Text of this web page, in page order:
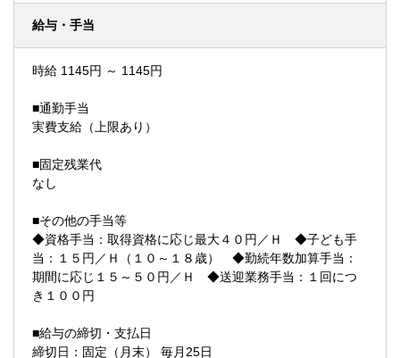
給与・手当
時給 1145円 ～ 1145円
■通勤手当
実費支給（上限あり）
■固定残業代
なし
■その他の手当等
◆資格手当：取得資格に応じ最大４０円／Ｈ ◆子ども手
当：１５円／Ｈ（１０～１８歳） ◆勤続年数加算手当：
期間に応じ１５～５０円／Ｈ ◆送迎業務手当：１回につ
き１００円
■給与の締切・支払日
締切日：固定（月末） 毎月25日